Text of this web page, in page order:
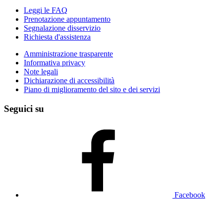
Leggi le FAQ
Prenotazione appuntamento
Segnalazione disservizio
Richiesta d'assistenza
Amministrazione trasparente
Informativa privacy
Note legali
Dichiarazione di accessibilità
Piano di miglioramento del sito e dei servizi
Seguici su
Facebook